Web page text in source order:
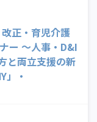
正・育児介護
ー ～人事・D&I
と両立支援の新
」・